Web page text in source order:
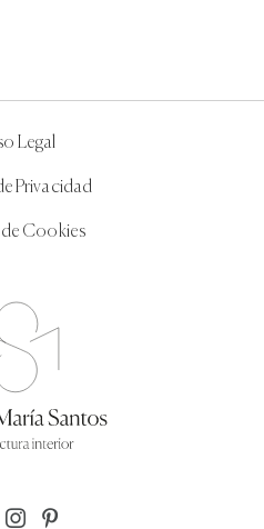
Legal
Privacidad
Cookies